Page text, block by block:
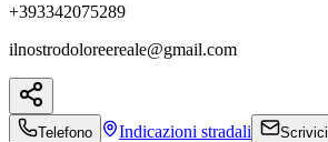
+393342075289
ilnostrodoloreereale@gmail.com
Telefono Indicazioni stradali Scrivici